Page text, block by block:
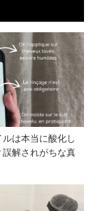
搾油
方法
の違
いで
は本当に酸化し
誤解されがちな真